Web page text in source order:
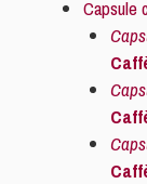
Capsule